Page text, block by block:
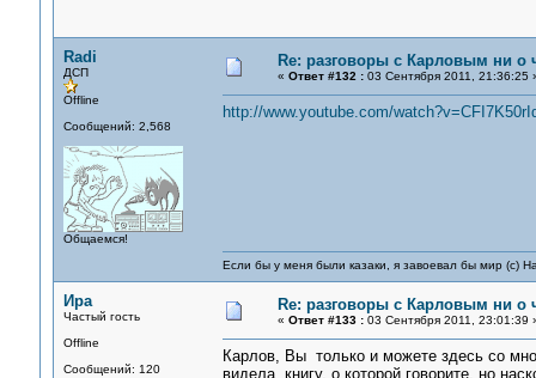
Radi
ДСП
Offline
Сообщений: 2,568
Общаемся!
Re: разговоры с Карловым ни о
« Ответ #132 :03 Сентября 2011, 21:36:25
http://www.youtube.com/
Если бы у меня были казаки, я завоевал бы мир (с)
Ира
Частый гость
Offline
Сообщений: 120
Re: разговоры с Карловым ни о
« Ответ #133 :03 Сентября 2011, 23:01:39
Карлов, Вы только и можете здесь со
видела книгу, о которой говорите, но